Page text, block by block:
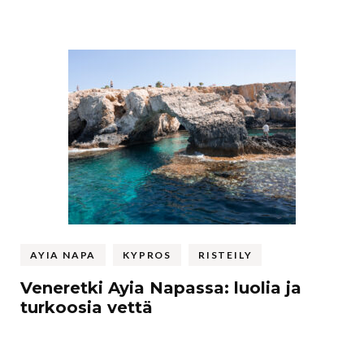
AYIA NAPA KYPROS RISTEILY
Veneretki Ayia Napassa: luolia ja
turkoosia vettä